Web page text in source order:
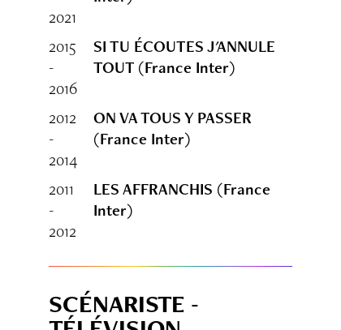
2021
2015
-
2016
SI TU ÉCOUTES J'ANNULE
TOUT (France Inter)
2012
-
2014
ON VA TOUS Y PASSER
(France Inter)
2011
-
2012
LES AFFRANCHIS (France
Inter)
SCÉNARISTE -